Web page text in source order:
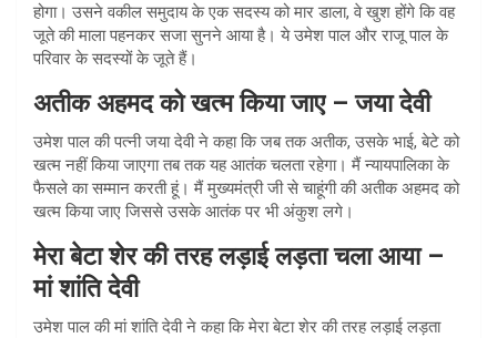
होगा। उसने वकील समुदाय के एक सदस्य को मार डाला, वे खुश होंगे कि वह
जूते की माला पहनकर सजा सुनने आया है। ये उमेश पाल और राजू पाल के
परिवार के सदस्यों के जूते हैं।
अतीक अहमद को खत्म किया जाए – जया देवी
उमेश पाल की पत्नी जया देवी ने कहा कि जब तक अतीक, उसके भाई, बेटे को
खत्म नहीं किया जाएगा तब तक यह आतंक चलता रहेगा। मैं न्यायपालिका के
फैसले का सम्मान करती हूं। मैं मुख्यमंत्री जी से चाहूंगी की अतीक अहमद को
खत्म किया जाए जिससे उसके आतंक पर भी अंकुश लगे।
मेरा बेटा शेर की तरह लड़ाई लड़ता चला आया –
मां शांति देवी
उमेश पाल की मां शांति देवी ने कहा कि मेरा बेटा शेर की तरह लड़ाई लड़ता